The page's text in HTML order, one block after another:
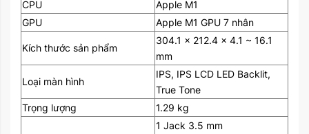
CPU
Apple M1
GPU
Apple M1 GPU 7 nhân
Kích thước sản phẩm
304.1 x 212.4 x 4.1 ~ 16.1
mm
Loại màn hình
IPS, IPS LCD LED Backlit,
True Tone
Trọng lượng
1.29 kg
1 Jack 3.5 mm